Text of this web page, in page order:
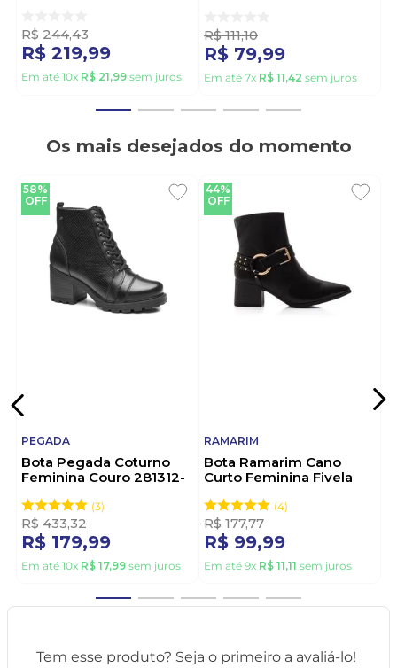
R$ 244,43
R$ 219,99
Em até 10x R$ 21,99 sem juros
R$ 111,10
R$ 79,99
Em até 7x R$ 11,42 sem juros
Os mais desejados do momento
58%
OFF
PEGADA
Bota Pegada Coturno
Feminina Couro 281312-
3
R$ 433,32
R$ 179,99
Em até 10x R$ 17,99 sem juros
44%
OFF
RAMARIM
Bota Ramarim Cano
Curto Feminina Fivela
4
R$ 177,77
R$ 99,99
Em até 9x R$ 11,11 sem juros
Tem esse produto? Seja o primeiro a avaliá-lo!